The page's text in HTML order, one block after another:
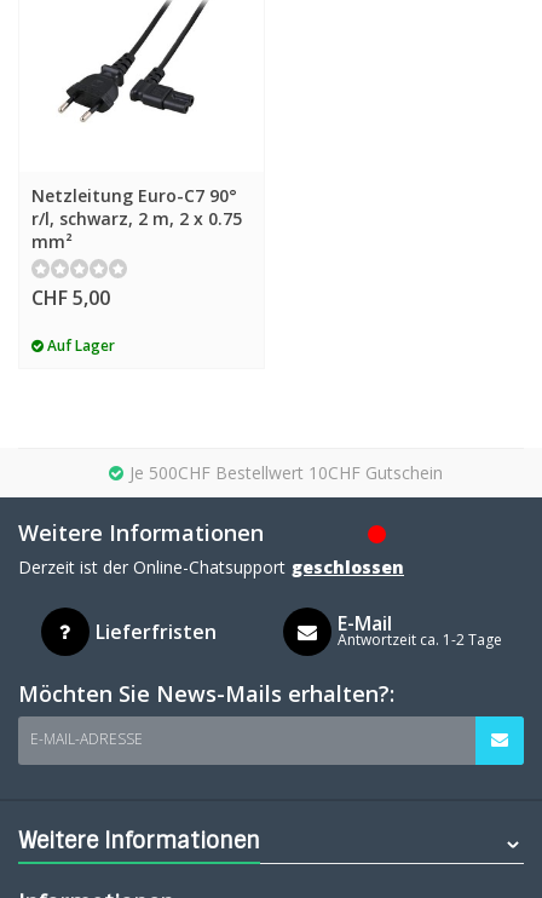
Netzleitung Euro-C7 90°
r/l, schwarz, 2 m, 2 x 0.75
mm²
CHF 5,00
Auf Lager
Je 500CHF Bestellwert 10CHF Gutschein
Weitere Informationen
Derzeit ist der Online-Chatsupport geschlossen
Lieferfristen E-Mail
Antwortzeit ca. 1-2 Tage
Möchten Sie News-Mails erhalten?:
E-MAIL-ADRESSE
Weitere Informationen